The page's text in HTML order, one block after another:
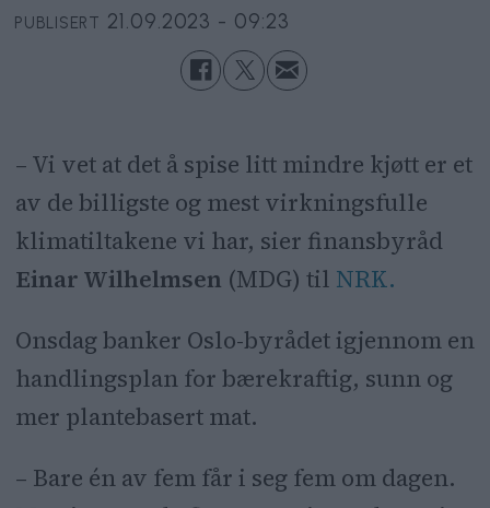
PUBLISERT 21.09.2023 - 09:23
– Vi vet at det å spise litt mindre kjøtt er et
av de billigste og mest virkningsfulle
klimatiltakene vi har, sier finansbyråd
Einar Wilhelmsen (MDG) til NRK.
Onsdag banker Oslo-byrådet igjennom en
handlingsplan for bærekraftig, sunn og
mer plantebasert mat.
– Bare én av fem får i seg fem om dagen.